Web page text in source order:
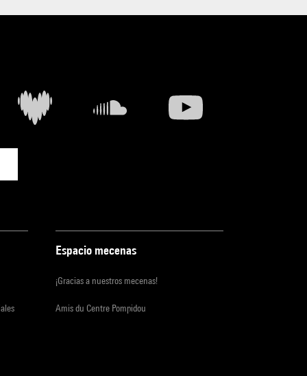
Espacio mecenas
¡Gracias a nuestros mecenas!
Amis du Centre Pompidou